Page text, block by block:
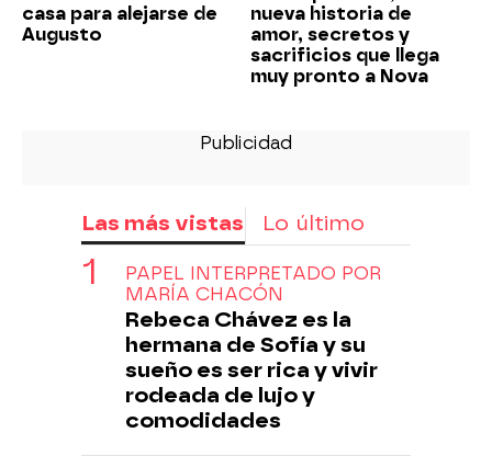
casa para alejarse de
Augusto
nueva historia de
amor, secretos y
sacrificios que llega
muy pronto a Nova
Las más vistas Lo último
PAPEL INTERPRETADO POR
MARÍA CHACÓN
Rebeca Chávez es la
hermana de Sofía y su
sueño es ser rica y vivir
rodeada de lujo y
comodidades